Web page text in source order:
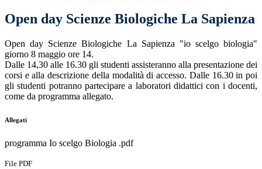
Open day Scienze Biologiche La Sapienza
Open day Scienze Biologiche La Sapienza "io scelgo biologia"
giorno 8 maggio ore 14.
Dalle 14,30 alle 16.30 gli studenti assisteranno alla presentazione dei
corsi e alla descrizione della modalità di accesso. Dalle 16.30 in poi
gli studenti potranno partecipare a laboratori didattici con i docenti,
come da programma allegato.
Allegati
programma Io scelgo Biologia .pdf
File PDF